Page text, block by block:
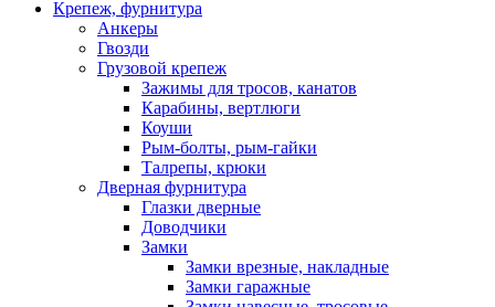
Крепеж, фурнитура
Анкеры
Гвозди
Грузовой крепеж
Зажимы для тросов, канатов
Карабины, вертлюги
Коуши
Рым-болты, рым-гайки
Талрепы, крюки
Дверная фурнитура
Глазки дверные
Доводчики
Замки
Замки врезные, накладные
Замки гаражные